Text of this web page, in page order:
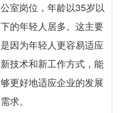
公室岗位，年龄以35岁以
下的年轻人居多。这主要
是因为年轻人更容易适应
新技术和新工作方式，能
够更好地适应企业的发展
需求。